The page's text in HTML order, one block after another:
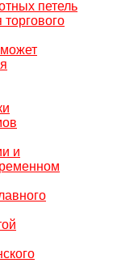
петель
и